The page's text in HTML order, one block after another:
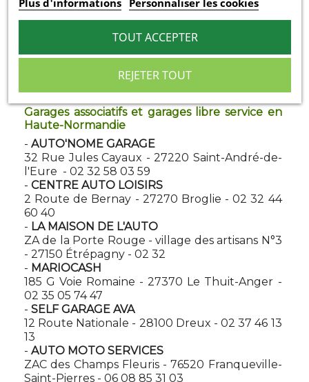
5 avenue Franche Comté - 39270 Orgelet - 03
84 25 41 87
RN EVOLUTION
Z.A les près Bernard - 39380 Bans - 03 84 71
Garages associatifs et garages libre service en
Haute-Normandie
- AUTO'NOME GARAGE
32 Rue Jules Cayaux - 27220 Saint-André-de-
l'Eure - 02 32 58 03 59
- CENTRE AUTO LOISIRS
2 Route de Bernay - 27270 Broglie - 02 32 44
60 40
- LA MAISON DE L'AUTO
ZA de la Porte Rouge - village des artisans N°3
- 27150 Étrépagny - 02 32
- MARIOCASH
185 G Voie Romaine - 27370 Le Thuit-Anger -
02 35 05 74 47
- SELF GARAGE AVA
12 Route Nationale - 28100 Dreux - 02 37 46 13
13
- AUTO MOTO SERVICES
ZAC des Champs Fleuris - 76520 Franqueville-
Saint-Pierres - 06 08 85 31 03
Plus d'informations Personnaliser les cookies
REJETER TOUT
TOUT ACCEPTER